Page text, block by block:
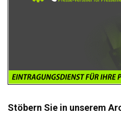
Stöbern Sie in unserem